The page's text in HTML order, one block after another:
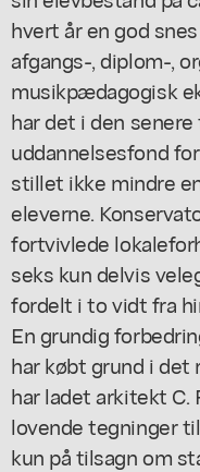
hvert år en god
afgangs-, diplom-,
musikpædagogisk
har det i den
uddannelsesfond
stillet ikke mindre
eleverne.
fortvivlede
seks kun delvis
fordelt i to vidt fra
En grundig
har købt grund i det
har ladet arkitekt C.
lovende tegninger
kun på tilsagn om